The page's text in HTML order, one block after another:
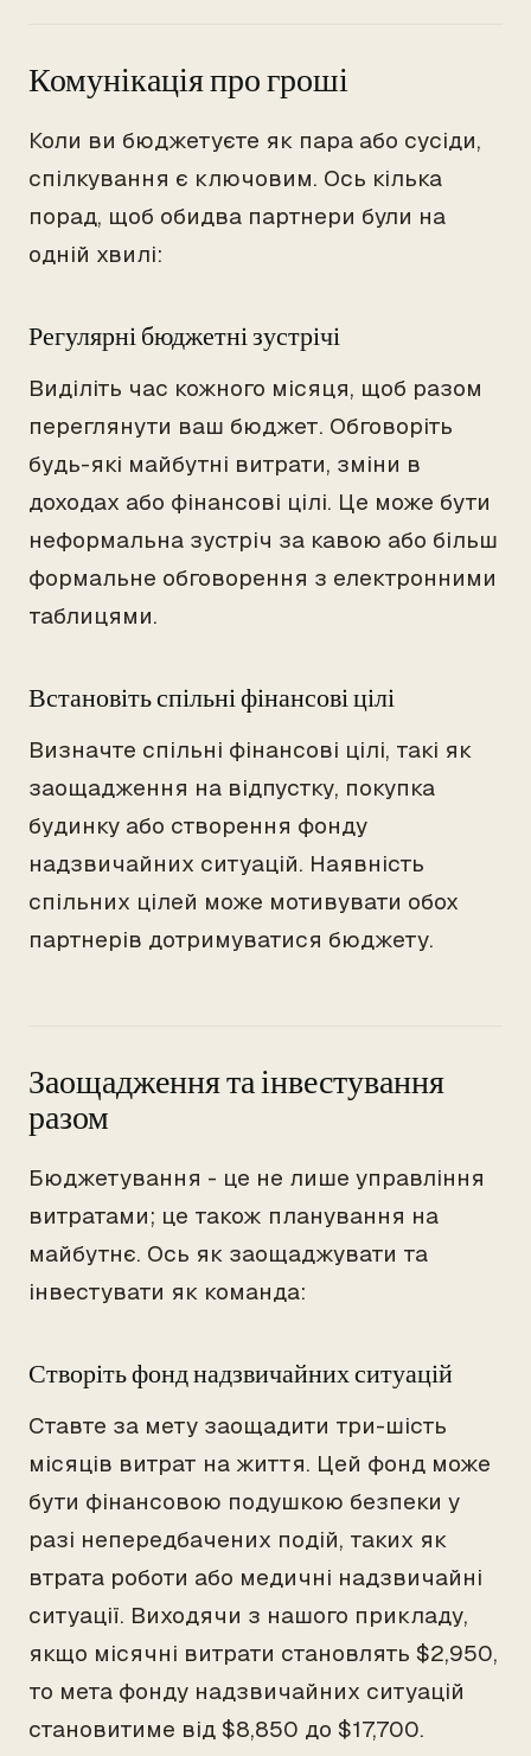
Комунікація про гроші
Коли ви бюджетуєте як пара або сусіди,
спілкування є ключовим. Ось кілька
порад, щоб обидва партнери були на
одній хвилі:
Регулярні бюджетні зустрічі
Виділіть час кожного місяця, щоб разом
переглянути ваш бюджет. Обговоріть
будь-які майбутні витрати, зміни в
доходах або фінансові цілі. Це може бути
неформальна зустріч за кавою або більш
формальне обговорення з електронними
таблицями.
Встановіть спільні фінансові цілі
Визначте спільні фінансові цілі, такі як
заощадження на відпустку, покупка
будинку або створення фонду
надзвичайних ситуацій. Наявність
спільних цілей може мотивувати обох
партнерів дотримуватися бюджету.
Заощадження та інвестування
разом
Бюджетування - це не лише управління
витратами; це також планування на
майбутнє. Ось як заощаджувати та
інвестувати як команда:
Створіть фонд надзвичайних ситуацій
Ставте за мету заощадити три-шість
місяців витрат на життя. Цей фонд може
бути фінансовою подушкою безпеки у
разі непередбачених подій, таких як
втрата роботи або медичні надзвичайні
ситуації. Виходячи з нашого прикладу,
якщо місячні витрати становлять $2,950,
то мета фонду надзвичайних ситуацій
становитиме від $8,850 до $17,700.